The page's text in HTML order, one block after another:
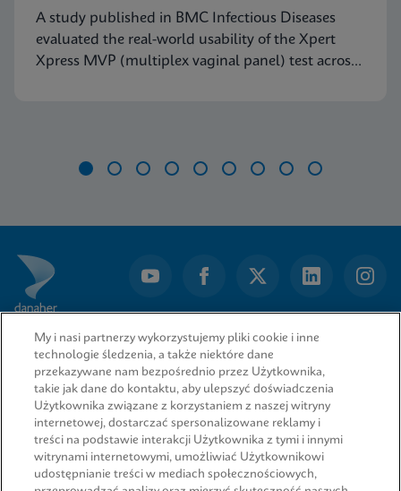
A study published in BMC Infectious Diseases
evaluated the real-world usability of the Xpert
Xpress MVP (multiplex vaginal panel) test across
9
My i nasi partnerzy wykorzystujemy pliki cookie i inne
technologie śledzenia, a także niektóre dane
przekazywane nam bezpośrednio przez Użytkownika,
takie jak dane do kontaktu, aby ulepszyć doświadczenia
Użytkownika związane z korzystaniem z naszej witryny
internetowej, dostarczać spersonalizowane reklamy i
treści na podstawie interakcji Użytkownika z tymi i innymi
witrynami internetowymi, umożliwiać Użytkownikowi
udostępnianie treści w mediach społecznościowych,